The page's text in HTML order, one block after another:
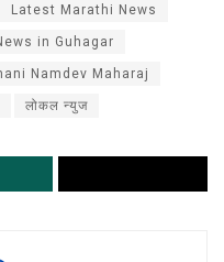
Latest Marathi News
in Guhagar
Namdev Maharaj
लोकल न्युज